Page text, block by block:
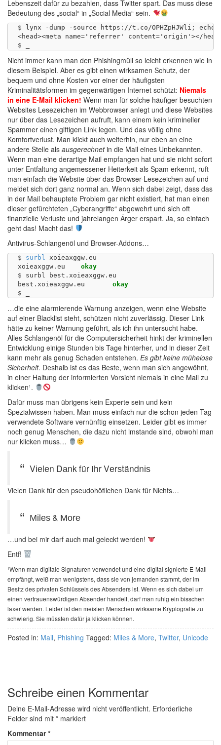
Lebenszeit dafür zu bezahlen, dass Twitter spart. Das muss diese
Bedeutung des „social“ in „Social Media“ sein.
$ lynx -dump -source https://t.co/OPHZpHJWli; echo
<head><meta name='referrer' content='origin'></
Nicht immer kann man den Phishingmüll so leicht erkennen wie in
diesem Beispiel. Aber es gibt einen wirksamen Schutz, der
bequem und ohne Kosten vor einer der häufigsten
Kriminalitätsformen im gegenwärtigen Internet schützt: Niemals
in eine E-Mail klicken! Wenn man für solche häufiger besuchten
Websites Lesezeichen im Webbrowser anlegt und diese Websites
nur über das Lesezeichen aufruft, kann einem kein krimineller
Spammer einen giftigen Link legen. Und das völlig ohne
Komfortverlust. Man klickt auch weiterhin, nur eben an eine
andere Stelle als ausgerechnetin die Mail eines Unbekannten.
Wenn man eine derartige Mail empfangen hat und sie nicht sofort
unter Entfaltung angemessener Heiterkeit als Spam erkennt, ruft
man einfach die Website über das Browser-Lesezeichen auf und
meldet sich dort ganz normal an. Wenn sich dabei zeigt, dass das
in der Mail behauptete Problem gar nicht existiert, hat man einen
dieser gefürchteten „Cyberangriffe“ abgewehrt und sich oft
finanzielle Verluste und jahrelangen Ärger erspart. Ja, so einfach
geht das! Macht das!
Antivirus-Schlangenöl und Browser-Addons…
$ surbl
xoieaxggw.eu
okay
$ surbl best.xoieaxggw.eu
okay
…die eine alarmierende Warnung anzeigen, wenn eine Website
auf einer Blacklist steht, schützen nicht zuverlässig. Dieser Link
hätte zu keiner Warnung geführt, als ich ihn untersucht habe.
Alles Schlangenöl für die Computersicherheit hinkt der kriminellen
Entwicklung einige Stunden bis Tage hinterher, und in dieser Zeit
kann mehr als genug Schaden entstehen. Es gibt keine mühelose
Sicherheit. Deshalb ist es das Beste, wenn man sich angewöhnt,
in einer Haltung der informierten Vorsicht niemals in eine Mail zu
klicken¹.
Dafür muss man übrigens kein Experte sein und kein
Spezialwissen haben. Man muss einfach nur die schon jeden Tag
verwendete Software vernünftig einsetzen. Leider gibt es immer
noch genug Menschen, die dazu nicht imstande sind, obwohl man
nur klicken muss…
Vіеlеn Dаnk für Іhr Vеrѕtändnіѕ
Vielen Dank für den pseudohöflichen Dank für Nichts…
Міlеѕ & Моrе
…und bei mir darf auch mal geleckt werden!
Entf!
¹Wenn man digitale Signaturen verwendet und eine digital signierte E-Mail
empfängt, weiß man wenigstens, dass sie von jemanden stammt, der im
Besitz des privaten Schlüssels des Absenders ist. Wenn es sich dabei um
einen vertrauenswürdigen Absender handelt, darf man ruhig ein bisschen
laxer werden. Leider ist den meisten Menschen wirksame Kryptografie zu
schwierig. Sie müssten dafür ja klicken können.
Posted in: Mail, Phishing Tagged: Miles & More, Twitter, Unicode
Schreibe einen Kommentar
Deine E-Mail-Adresse wird nicht veröffentlicht. Erforderliche
Felder sind mit * markiert
Kommentar*